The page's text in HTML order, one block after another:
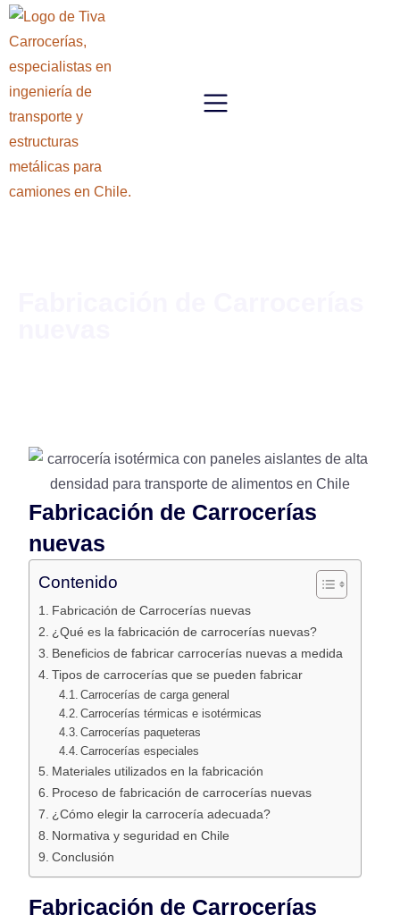
Fabricación de Carrocerías
nuevas
Contenido
Fabricación de Carrocerías nuevas
¿Qué es la fabricación de carrocerías nuevas?
Beneficios de fabricar carrocerías nuevas a medida
Tipos de carrocerías que se pueden fabricar
Carrocerías de carga general
Carrocerías térmicas e isotérmicas
Carrocerías paqueteras
Carrocerías especiales
Materiales utilizados en la fabricación
Proceso de fabricación de carrocerías nuevas
¿Cómo elegir la carrocería adecuada?
Normativa y seguridad en Chile
Conclusión
Fabricación de Carrocerías